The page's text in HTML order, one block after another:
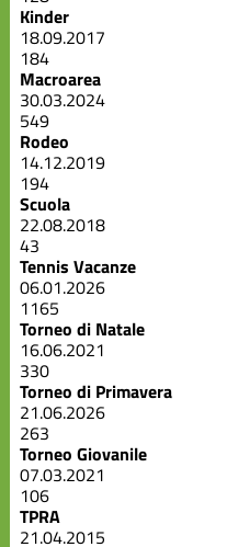
Kinder
18.09.2017
184
Macroarea
30.03.2024
549
Rodeo
14.12.2019
194
Scuola
22.08.2018
43
Tennis Vacanze
06.01.2026
1165
Torneo di Natale
16.06.2021
330
Torneo di Primavera
21.06.2026
263
Torneo Giovanile
07.03.2021
106
TPRA
21.04.2015